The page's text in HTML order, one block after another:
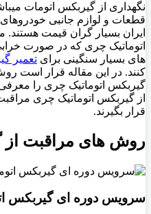
نگهداری از گیربکس اتومات
قطعات و لوازم جانبی خودروهای
ایران بسیار گران قیمت
اتوماتیک چری که در صورت
های بسیار سنگینی برای تعمیر
کنند. در این مقاله قرار است
گیربکس اتوماتیک چری را معرفی
از گیربکس اتوماتیک چری
قرار بگیرند.
روش های مراقبت
سرویس دوره ای گیربکس